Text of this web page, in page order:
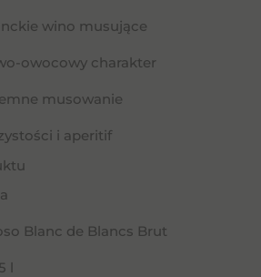
wino musujące
owocowy charakter
musowanie
i aperitif
Blanc de Blancs Brut
l